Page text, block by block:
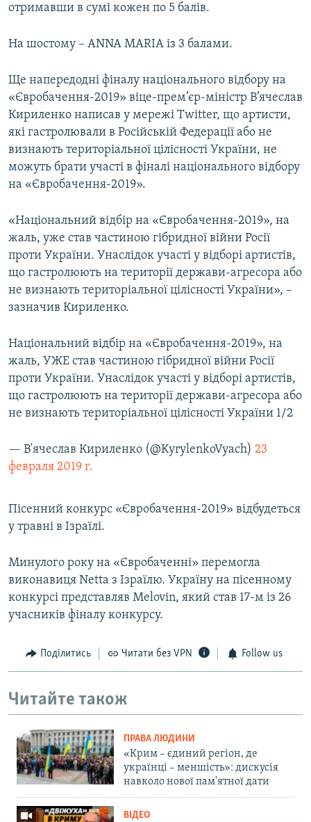
отримавши в сумі кожен по 5 балів.
На шостому – ANNA MARIA із 3 балами.
Ще напередодні фіналу національного відбору на
«Євробачення-2019» віце-прем’єр-міністр В’ячеслав
Кириленко написав у мережі Twitter, що артисти,
які гастролювали в Російській Федерації або не
визнають територіальної цілісності України, не
можуть брати участі в фіналі національного відбору
на «Євробачення-2019».
«Національний відбір на «Євробачення-2019», на
жаль, уже став частиною гібридної війни Росії
проти України. Унаслідок участі у відборі артистів,
що гастролюють на території держави-агресора або
не визнають територіальної цілісності України», –
зазначив Кириленко.
Національний відбір на «Євробачення-2019», на
жаль, УЖЕ став частиною гібридної війни Росії
проти України. Унаслідок участі у відборі артистів,
що гастролюють на території держави-агресора або
не визнають територіальної цілісності України 1/2
— В'ячеслав Кириленко (@KyrylenkoVyach) 23
февраля 2019 г.
Пісенний конкурс «Євробачення-2019» відбудеться
у травні в Ізраїлі.
Минулого року на «Євробаченні» перемогла
виконавиця Netta з Ізраїлю. Україну на пісенному
конкурсі представляв Melovin, який став 17-м із 26
учасників фіналу конкурсу.
Поділитись Читати без VPN Follow us
Читайте також
ПРАВА ЛЮДИНИ
«Крим – єдиний регіон, де
українці – меншість»: дискусія
навколо нової пам'ятної дати
ВІДЕО